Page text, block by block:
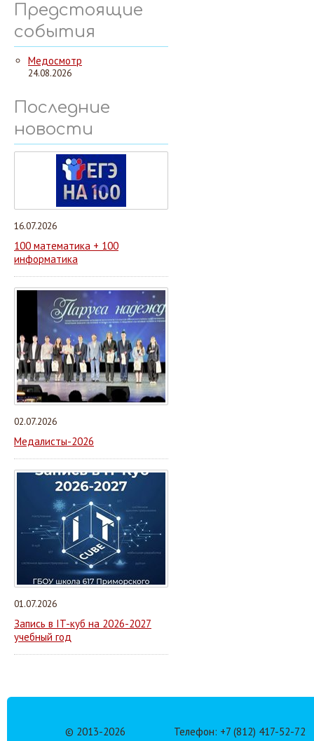
Предстоящие
события
Медосмотр
24.08.2026
Последние
новости
16.07.2026
100 математика + 100
информатика
02.07.2026
Медалисты-2026
01.07.2026
Запись в IT-куб на 2026-2027
учебный год
© 2013-2026 Телефон: +7 (812) 417-52-72